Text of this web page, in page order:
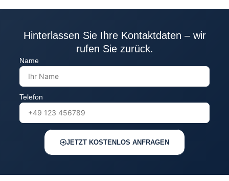
Hinterlassen Sie Ihre Kontaktdaten – wir
rufen Sie zurück.
Name
Telefon
JETZT KOSTENLOS ANFRAGEN